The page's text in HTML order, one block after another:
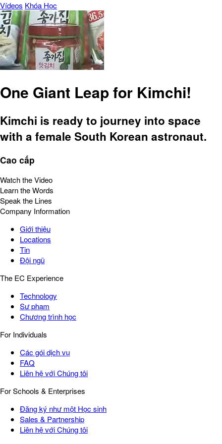
Vídeos Khóa Học
One Giant Leap for Kimchi!
Kimchi is ready to journey into space
with a female South Korean astronaut.
Cao cấp
Watch the Video
Learn the Words
Speak the Lines
Company Information
Giới thiệu
Locations
Tin
Đội ngũ
The EC Experience
Technology
Sư phạm
Chương trình học
For Individuals
Các gói dịch vụ
FAQ
Liên hệ với Chúng tôi
For Schools & Enterprises
Đăng ký như một Học sinh
Sales & Partnership
Liên hệ với Chúng tôi